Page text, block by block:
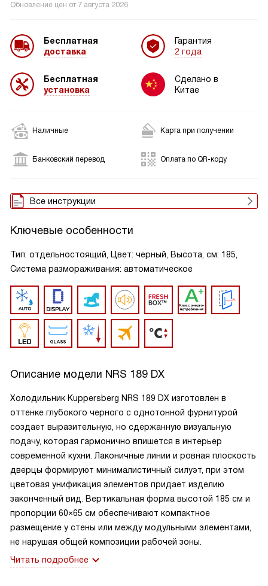
Обновление цен от 7 августа 2026
Бесплатная
доставка
Бесплатная
установка
Гарантия
2 года
Сделано в
Китае
Наличные Карта при получении
Банковский перевод Оплата по QR-коду
Все инструкции
Ключевые особенности
Тип: отдельностоящий, Цвет: черный, Высота, см: 185,
Система размораживания: автоматическое
Описание модели NRS 189 DX
Холодильник Kuppersberg NRS 189 DX изготовлен в
оттенке глубокого черного с однотонной фурнитурой
создает выразительную, но сдержанную визуальную
подачу, которая гармонично впишется в интерьер
современной кухни. Лаконичные линии и ровная плоскость
дверцы формируют минималистичный силуэт, при этом
цветовая унификация элементов придает изделию
законченный вид. Вертикальная форма высотой 185 см и
пропорции 60×65 см обеспечивают компактное
размещение у стены или между модульными элементами,
не нарушая общей композиции рабочей зоны.
Читать подробнее